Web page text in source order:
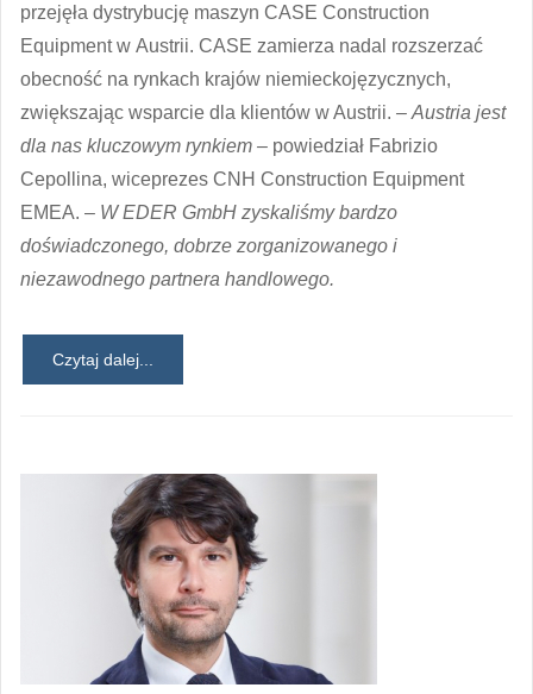
przejęła dystrybucję maszyn CASE Construction
Equipment w Austrii. CASE zamierza nadal rozszerzać
obecność na rynkach krajów niemieckojęzycznych,
zwiększając wsparcie dla klientów w Austrii. – Austria jest
dla nas kluczowym rynkiem – powiedział Fabrizio
Cepollina, wiceprezes CNH Construction Equipment
EMEA. – W EDER GmbH zyskaliśmy bardzo
doświadczonego, dobrze zorganizowanego i
niezawodnego partnera handlowego.
Czytaj dalej...